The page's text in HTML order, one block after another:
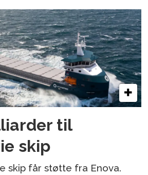
til
skip
skip får støtte fra Enova.